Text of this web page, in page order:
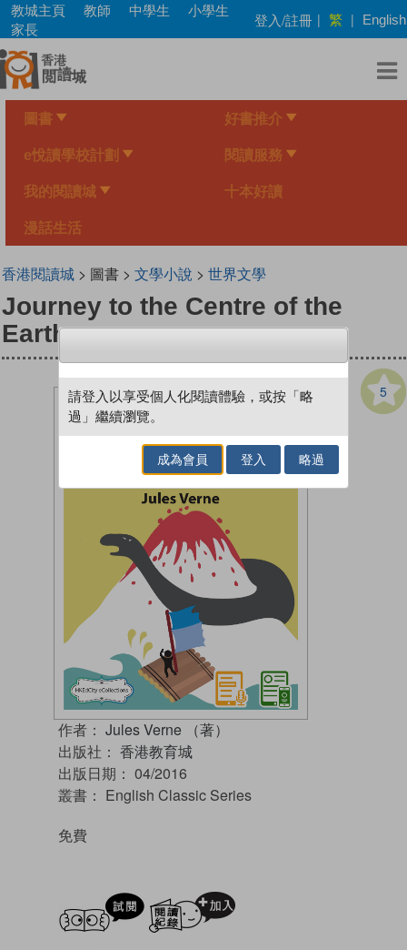
Skip
main
content
教城主頁 教師 中學生
小學生
家長
登入/註冊 | 繁 | English
圖書 好書推介
e悅讀學校計劃 閱讀服務
我的閱讀城 十本好讀
漫話生活
香港閱讀城> 圖書 > 文學小說 > 世界文學
Journey to the Centre of the
Earth
5
作者： Jules Verne （著）
出版社： 香港教育城
出版日期： 04/2016
叢書： English Classic Series
免費
試閲
請登入以享受個人化閱讀體驗，或按「略
過」繼續瀏覽。
成為會員 登入 略過